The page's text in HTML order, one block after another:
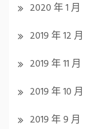
2020 年 1 月
2019 年 12 月
2019 年 11 月
2019 年 10 月
2019 年 9 月